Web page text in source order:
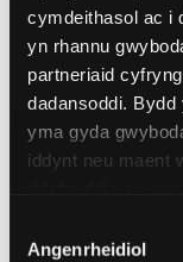
cymdeithasol ac i
yn rhannu
partneriaid
dadansoddi. Bydd
yma gyda
iddynt neu maent
Caniatâd
Angenrheidiol
GOFYNION